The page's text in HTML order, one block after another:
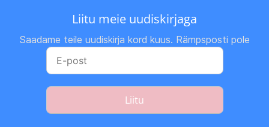
Liitu meie uudiskirjaga
Saadame teile uudiskirja kord kuus. Rämpsposti pole
Liitu